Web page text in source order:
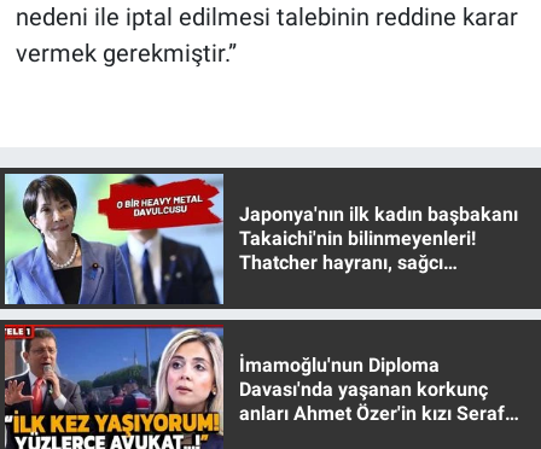
nedeni ile iptal edilmesi talebinin reddine karar
vermek gerekmiştir.”
Japonya'nın ilk kadın başbakanı
Takaichi'nin bilinmeyenleri!
Thatcher hayranı, sağcı
İmamoğlu'nun Diploma
Davası'nda yaşanan korkunç
anları Ahmet Özer'in kızı Seraf